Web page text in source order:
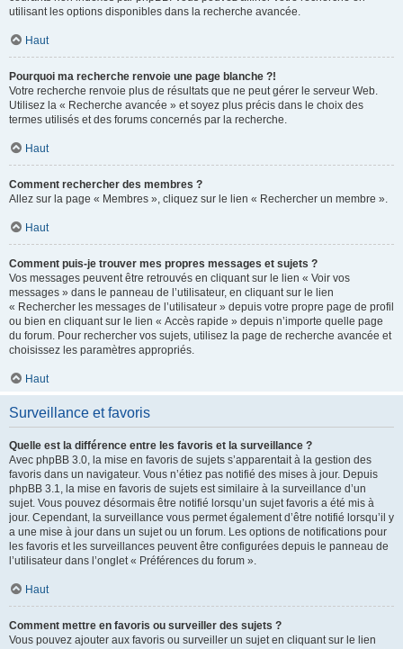
utilisant les options disponibles dans la recherche avancée.
Haut
Pourquoi ma recherche renvoie une page blanche ?!
Votre recherche renvoie plus de résultats que ne peut gérer le serveur Web.
Utilisez la « Recherche avancée » et soyez plus précis dans le choix des
termes utilisés et des forums concernés par la recherche.
Haut
Comment rechercher des membres ?
Allez sur la page « Membres », cliquez sur le lien « Rechercher un membre ».
Haut
Comment puis-je trouver mes propres messages et sujets ?
Vos messages peuvent être retrouvés en cliquant sur le lien « Voir vos
messages » dans le panneau de l’utilisateur, en cliquant sur le lien
« Rechercher les messages de l’utilisateur » depuis votre propre page de profil
ou bien en cliquant sur le lien « Accès rapide » depuis n’importe quelle page
du forum. Pour rechercher vos sujets, utilisez la page de recherche avancée et
choisissez les paramètres appropriés.
Haut
Surveillance et favoris
Quelle est la différence entre les favoris et la surveillance ?
Avec phpBB 3.0, la mise en favoris de sujets s’apparentait à la gestion des
favoris dans un navigateur. Vous n’étiez pas notifié des mises à jour. Depuis
phpBB 3.1, la mise en favoris de sujets est similaire à la surveillance d’un
sujet. Vous pouvez désormais être notifié lorsqu’un sujet favoris a été mis à
jour. Cependant, la surveillance vous permet également d’être notifié lorsqu’il y
a une mise à jour dans un sujet ou un forum. Les options de notifications pour
les favoris et les surveillances peuvent être configurées depuis le panneau de
l’utilisateur dans l’onglet « Préférences du forum ».
Haut
Comment mettre en favoris ou surveiller des sujets ?
Vous pouvez ajouter aux favoris ou surveiller un sujet en cliquant sur le lien